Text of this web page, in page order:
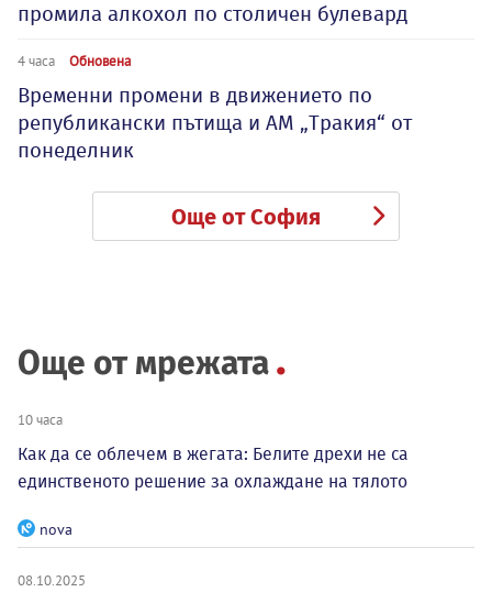
промила алкохол по столичен булевард
4 часа Обновена
Временни промени в движението по
републикански пътища и АМ „Тракия“ от
понеделник
Още от София
Още от мрежата
10 часа
Как да се облечем в жегата: Белите дрехи не са
единственото решение за охлаждане на тялото
nova
08.10.2025